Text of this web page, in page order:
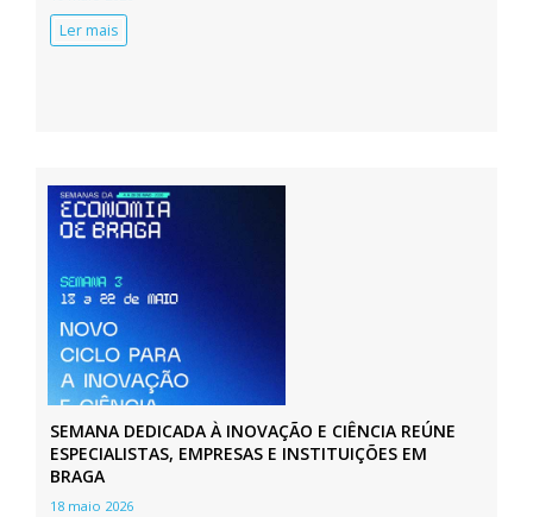
Ler mais
SEMANA DEDICADA À INOVAÇÃO E CIÊNCIA REÚNE
ESPECIALISTAS, EMPRESAS E INSTITUIÇÕES EM
BRAGA
18 maio 2026